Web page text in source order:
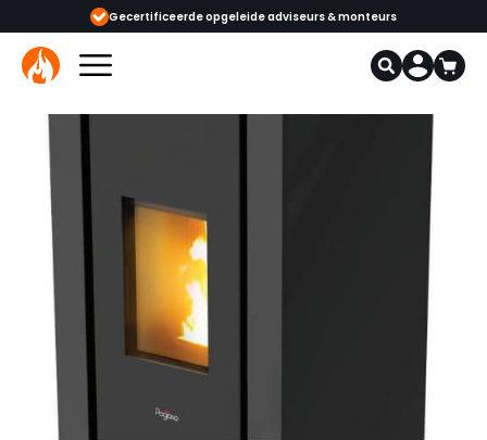
Gecertificeerde opgeleide adviseurs & monteurs